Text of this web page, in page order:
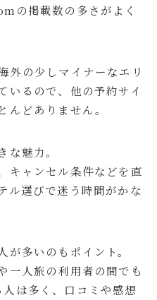
の掲載数の多さがよく
外の少しマイナーなエリ
いるので、他の予約サイ
んどありません。
な魅力。
キャンセル条件などを直
ル選びで迷う時間がかな
が多いのもポイント。
一人旅の利用者の間でも
は多く、口コミや感想